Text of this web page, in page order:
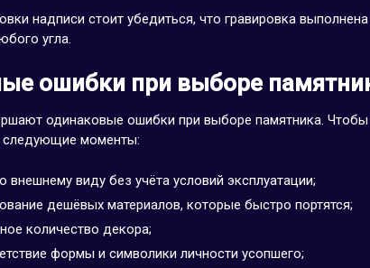
надписи стоит убедиться, что гравировка
угла.
ошибки при выборе
одинаковые ошибки при выборе памятника. Чтобы
следующие моменты:
внешнему виду без учёта условий эксплуатации;
дешёвых материалов, которые быстро портятся;
количество декора;
формы и символики личности усопшего;